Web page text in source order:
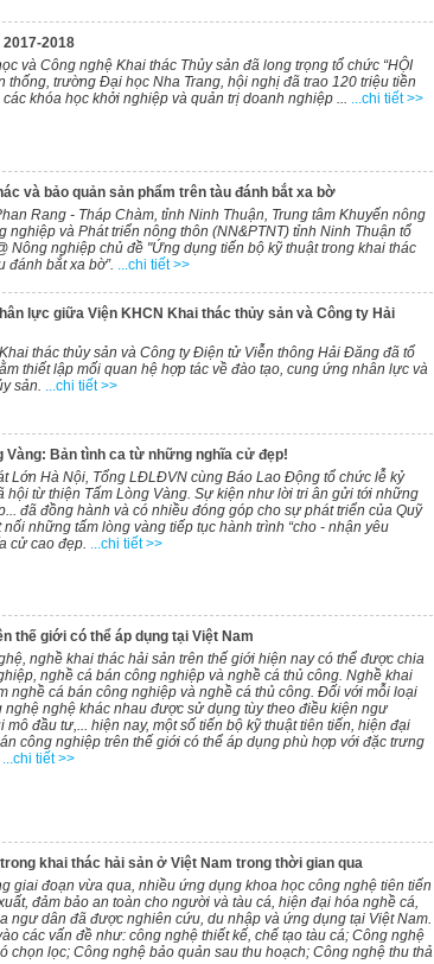
2017-2018
và Công nghệ Khai thác Thủy sản đã long trọng tổ chức “HỘI
thống, trường Đại học Nha Trang, hội nghị đã trao 120 triệu tiền
khóa học khởi nghiệp và quản trị doanh nghiệp ... ...chi tiết >>
và bảo quản sản phẩm trên tàu đánh bắt xa bờ
Rang - Tháp Chàm, tỉnh Ninh Thuận, Trung tâm Khuyến nông
nghiệp và Phát triển nông thôn (NN&PTNT) tỉnh Ninh Thuận tổ
Nông nghiệp chủ đề "Ứng dụng tiến bộ kỹ thuật trong khai thác
đánh bắt xa bờ”. ...chi tiết >>
lực giữa Viện KHCN Khai thác thủy sản và Công ty Hải
thác thủy sản và Công ty Điện tử Viễn thông Hải Đăng đã tổ
thiết lập mối quan hệ hợp tác về đào tạo, cung ứng nhân lực và
sản. ...chi tiết >>
Vàng: Bản tình ca từ những nghĩa cử đẹp!
Lớn Hà Nội, Tổng LĐLĐVN cùng Báo Lao Động tổ chức lễ kỷ
hội từ thiện Tấm Lòng Vàng. Sự kiện như lời tri ân gửi tới những
đã đồng hành và có nhiều đóng góp cho sự phát triển của Quỹ
những tấm lòng vàng tiếp tục hành trình “cho - nhận yêu
cử cao đẹp. ...chi tiết >>
thế giới có thể áp dụng tại Việt Nam
nghề khai thác hải sản trên thế giới hiện nay có thể được chia
nghề cá bán công nghiệp và nghề cá thủ công. Nghề khai
nghề cá bán công nghiệp và nghề cá thủ công. Đối với mỗi loại
nghệ nghệ khác nhau được sử dụng tùy theo điều kiện ngư
đầu tư,... hiện nay, một số tiến bộ kỹ thuật tiên tiến, hiện đại
công nghiệp trên thế giới có thể áp dụng phù hợp với đặc trưng
...chi tiết >>
khai thác hải sản ở Việt Nam trong thời gian qua
giai đoạn vừa qua, nhiều ứng dụng khoa học công nghệ tiên tiến
đảm bảo an toàn cho người và tàu cá, hiện đại hóa nghề cá,
ngư dân đã được nghiên cứu, du nhập và ứng dụng tại Việt Nam.
các vấn đề như: công nghệ thiết kế, chế tạo tàu cá; Công nghệ
chọn lọc; Công nghệ bảo quản sau thu hoạch; Công nghệ thu thả